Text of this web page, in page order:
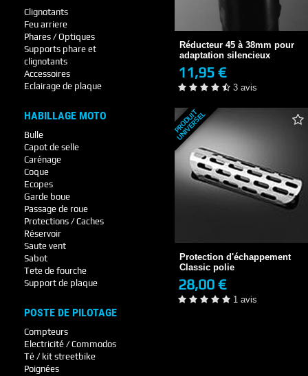
Clignotants
Feu arriere
Phares / Optiques
Supports phare et
clignotants
Accessoires
Eclairage de plaque
HABILLAGE MOTO
Bulle
Capot de selle
Carénage
Coque
Ecopes
Garde boue
Passage de roue
Protections / Caches
Réservoir
Saute vent
Sabot
Tete de fourche
Support de plaque
POSTE DE PILOTAGE
Compteurs
Electricité / Commodos
Té / kit streetbike
Poignées
Réducteur 45 à 38mm pour
adaptation silencieux
11,95 €
Réducteur 45 à 38mm pour
adaptation...
11,95 €
3 avis
+ DE DÉTAILS
3 avis
P
R
O
D
U
I
T
U
N
I
V
E
R
S
E
L
Protection d'échappement
Classic polie
28,00 €
28,00 €
1 avis
+ DE DÉTAILS
1 avis